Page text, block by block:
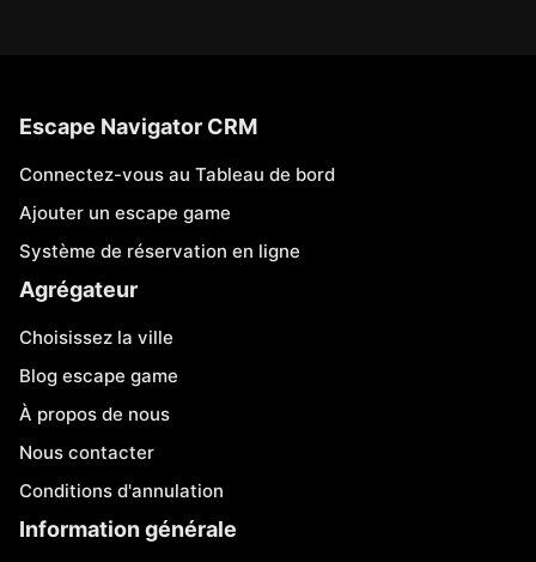
Escape Navigator CRM
Connectez-vous au Tableau de bord
Ajouter un escape game
Système de réservation en ligne
Agrégateur
Choisissez la ville
Blog escape game
À propos de nous
Nous contacter
Conditions d'annulation
Information générale